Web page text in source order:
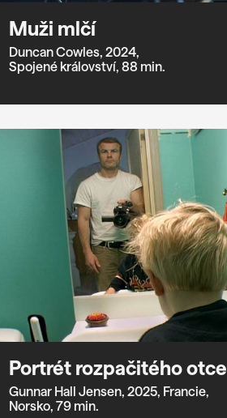
Muži mlčí
Duncan Cowles, 2024,
Spojené království, 88 min.
Portrét rozpačitého otce
Gunnar Hall Jensen, 2025, Francie,
Norsko, 79 min.